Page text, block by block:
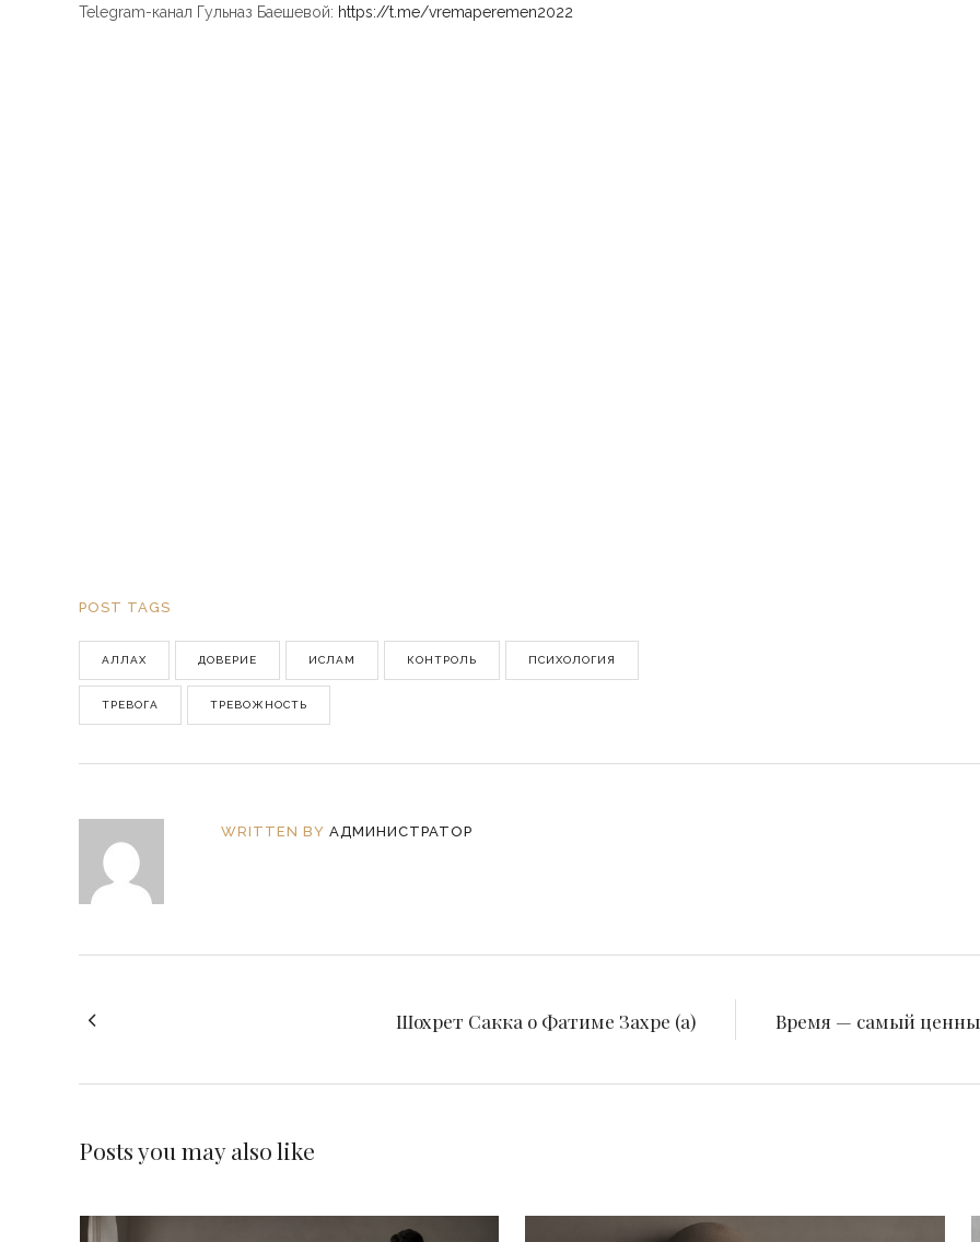
Telegram-канал Гульназ Баешевой: https://t.me/vremaperemen2022
POST TAGS
АЛЛАХ ДОВЕРИЕ ИСЛАМ КОНТРОЛЬ ПСИХОЛОГИЯ
ТРЕВОГА ТРЕВОЖНОСТЬ
WRITTEN BY АДМИНИСТРАТОР
Шохрет Сакка о Фатиме Захре (а) Время — самый
Posts you may also like